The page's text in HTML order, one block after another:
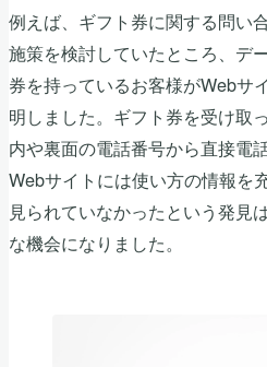
例えば、ギフト券に関する問い
施策を検討していたところ、デ
券を持っているお客様がWebサ
明しました。ギフト券を受け取
内や裏面の電話番号から直接電
Webサイトには使い方の情報を
見られていなかったという発見
な機会になりました。